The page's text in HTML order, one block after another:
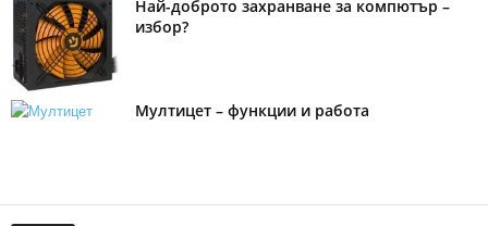
Най-доброто захранване за компютър –
избор?
Мултицет – функции и работа